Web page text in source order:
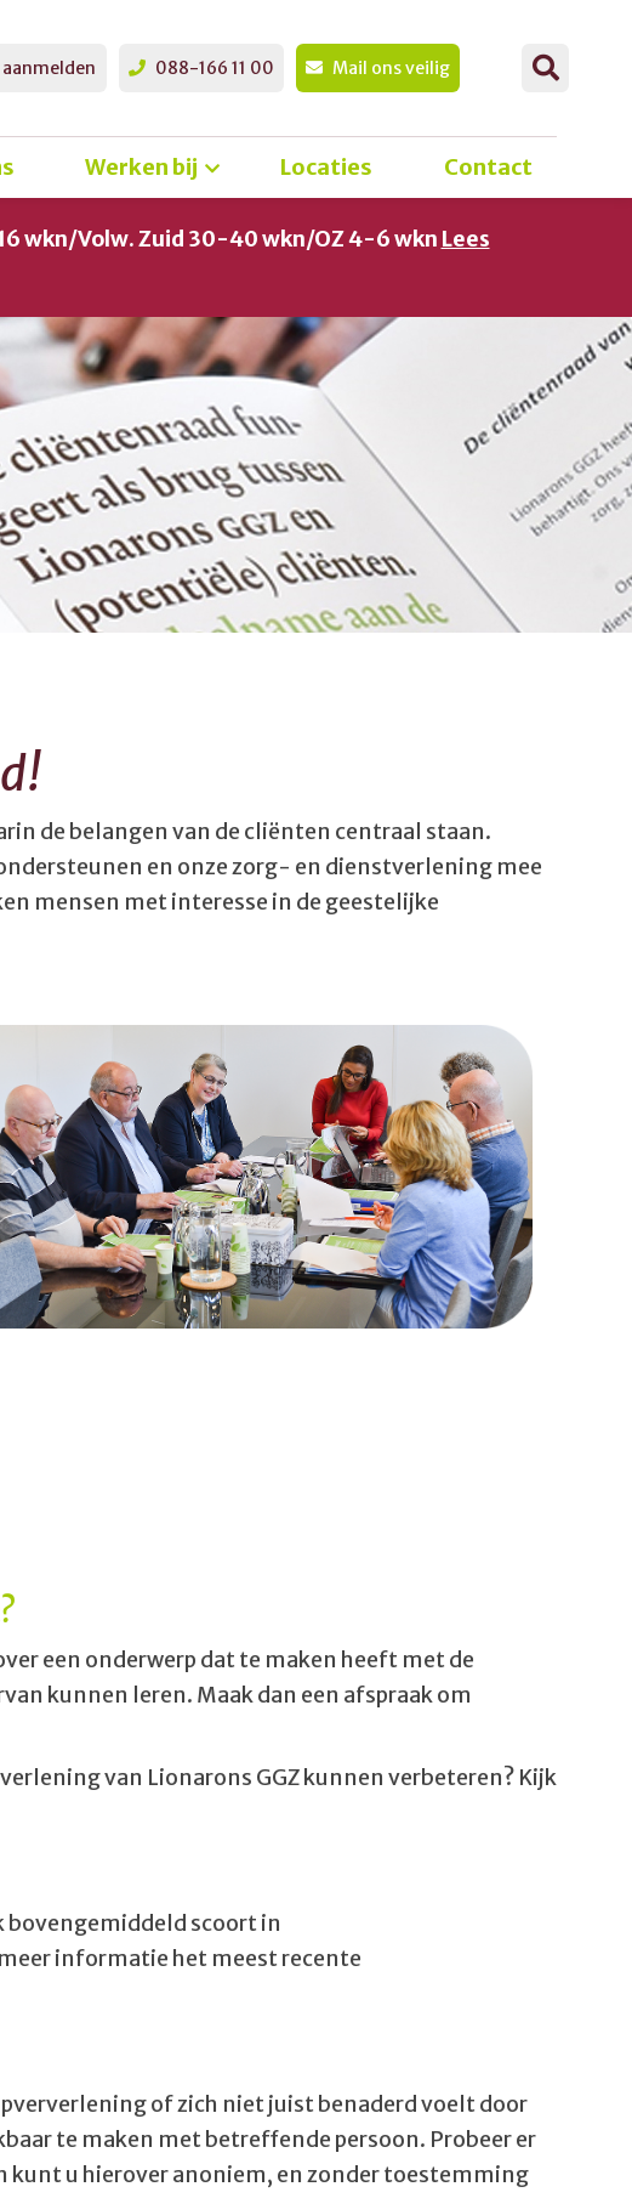
Mail ons veilig
088-166 11 00
aanmelden
Werken bij Locaties Contact
wkn/Volw. Zuid 30-40 wkn/OZ 4-6 wkn Lees
de belangen van de cliënten centraal staan.
en onze zorg- en dienstverlening mee
mensen met interesse in de geestelijke
een onderwerp dat te maken heeft met de
kunnen leren. Maak dan een afspraak om
van Lionarons GGZ kunnen verbeteren? Kijk
bovengemiddeld scoort in
informatie het meest recente
of zich niet juist benaderd voelt door
te maken met betreffende persoon. Probeer er
u hierover anoniem, en zonder toestemming